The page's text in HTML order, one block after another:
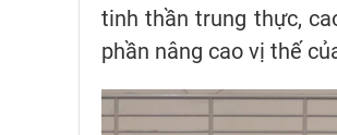
tinh thần trung thực,
phần nâng cao vị thế